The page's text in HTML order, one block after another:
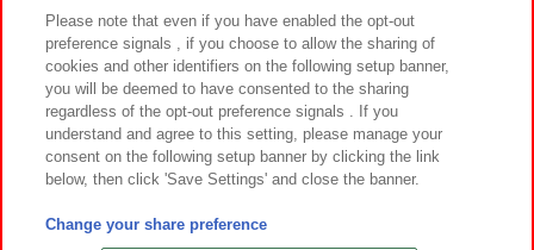
カスタマーハラスメント対応方針 よくあるご質問・お問い合わせ
©Bandai Namco Amusement Inc.
©Bandai Namco Amusement Lab Inc.
Please note that even if you have enabled the opt-out
preference signals , if you choose to allow the sharing of
cookies and other identifiers on the following setup banner,
you will be deemed to have consented to the sharing
regardless of the opt-out preference signals . If you
understand and agree to this setting, please manage your
consent on the following setup banner by clicking the link
below, then click 'Save Settings' and close the banner.
Change your share preference